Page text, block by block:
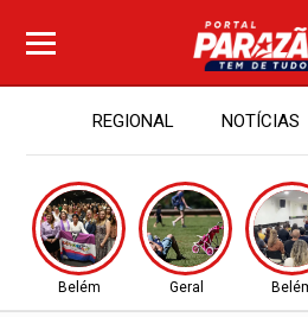
REGIONAL NOTÍCIAS
Belém Geral